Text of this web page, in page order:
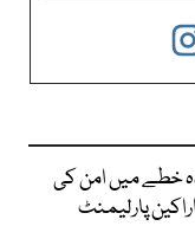
خطے میں امن کی
پارلیمنٹ